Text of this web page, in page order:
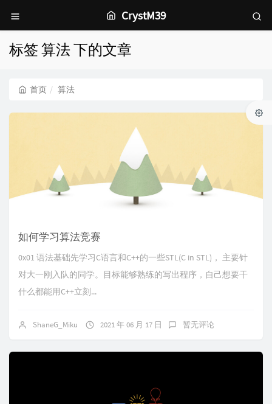
CrystM39
标签 算法 下的文章
首页 算法
如何学习算法竞赛
0x01 语法基础先学习C语言和C++的一些STL(C in STL)， 主要针
对大一刚入队的同学。目标能够熟练的写出程序，自己想要干
什么都能用C++立刻...
ShaneG_Miku 2021 年 06 月 17 日 暂无评论